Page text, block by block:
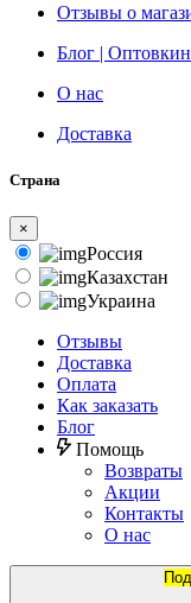
Отзывы о
Блог | Оптовкин
О нас
Доставка
Страна
×
Россия
Казахстан
Украина
Отзывы
Доставка
Оплата
Как заказать
Блог
Помощь
Возвраты
Акции
Контакты
О нас